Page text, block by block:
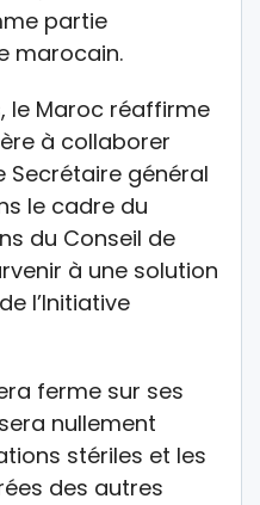
partie
marocain.
le Maroc réaffirme
à collaborer
Secrétaire général
le cadre du
du Conseil de
à une solution
l’Initiative
ferme sur ses
nullement
stériles et les
des autres